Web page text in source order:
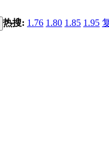
热搜: 1.76 1.80 1.85 1.95